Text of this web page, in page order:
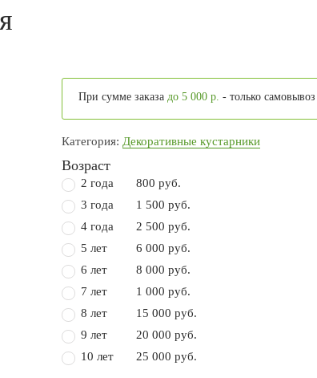
При сумме заказадо 5 000 р. - только самовывоз
Категория:Декоративные кустарники
Возраст
2 года
800 руб.
3 года
1 500 руб.
4 года
2 500 руб.
5 лет
6 000 руб.
6 лет
8 000 руб.
7 лет
1 000 руб.
8 лет
15 000 руб.
9 лет
20 000 руб.
10 лет
25 000 руб.